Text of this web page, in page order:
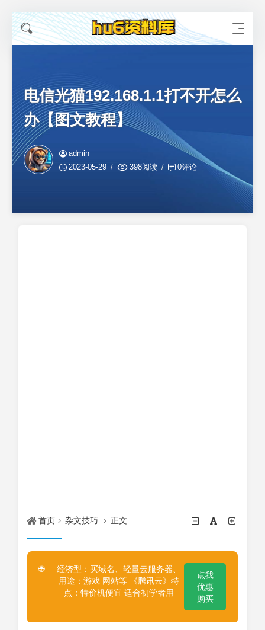
电信光猫192.168.1.1打不开怎么
办【图文教程】
admin
2023-05-29
398阅读 0评论
首页 杂文技巧 正文
🌐
经济型：买域名、轻量云服务器、
用途：游戏 网站等 《腾讯云》特
点：特价机便宜 适合初学者用
点我
优惠
购买